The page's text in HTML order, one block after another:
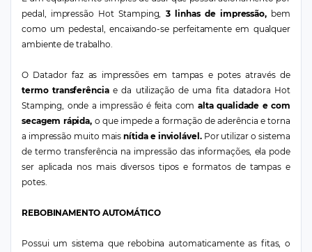
pedal, impressão Hot Stamping, 3 linhas de impressão,bem
como um pedestal, encaixando-se perfeitamente em qualquer
ambiente de trabalho.
O Datador faz as impressões em tampas e potes através de
termo transferênciae da utilização de uma fita datadora Hot
Stamping, onde a impressão é feita com alta qualidade e com
secagem rápida, o que impede a formação de aderência e torna
a impressão muito maisnítida e inviolável.Por utilizar o sistema
de termo transferência na impressão das informações, ela pode
ser aplicada nos mais diversos tipos e formatos de tampas e
potes.
REBOBINAMENTO AUTOMÁTICO
Possui um sistema que rebobina automaticamente as fitas, o